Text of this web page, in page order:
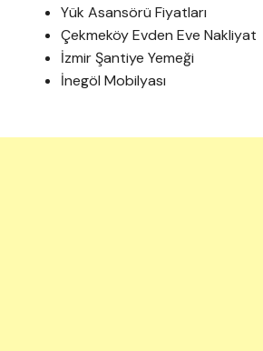
Yük Asansörü Fiyatları
Çekmeköy Evden Eve Nakliyat
İzmir Şantiye Yemeği
İnegöl Mobilyası